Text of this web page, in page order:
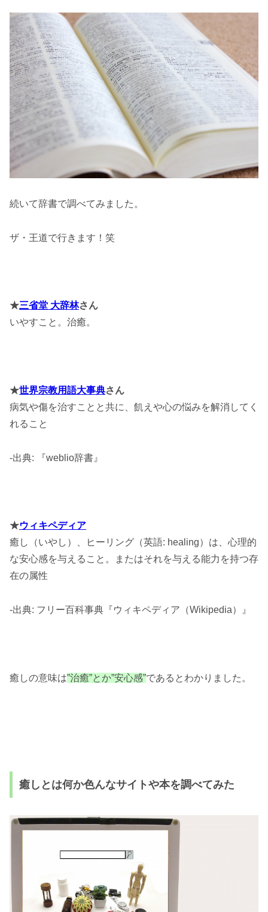
続いて辞書で調べてみました。
ザ・王道で行きます！笑
★三省堂 大辞林さん
いやすこと。治癒。
★世界宗教用語大事典さん
病気や傷を治すことと共に、飢えや心の悩みを解消してく
れること
-出典: 『weblio辞書』
★ウィキペディア
癒し（いやし）、ヒーリング（英語: healing）は、心理的
な安心感を与えること。またはそれを与える能力を持つ存
在の属性
-出典: フリー百科事典『ウィキペディア（Wikipedia）』
癒しの意味は”治癒”とか”安心感”であるとわかりました。
癒しとは何か色んなサイトや本を調べてみた